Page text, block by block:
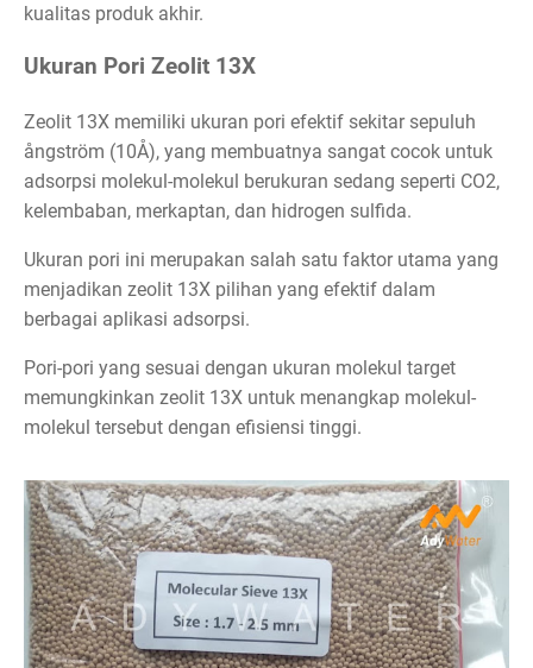
kualitas produk akhir.
Ukuran Pori Zeolit 13X
Zeolit 13X memiliki ukuran pori efektif sekitar sepuluh
ångström (10Å), yang membuatnya sangat cocok untuk
adsorpsi molekul-molekul berukuran sedang seperti CO2,
kelembaban, merkaptan, dan hidrogen sulfida.
Ukuran pori ini merupakan salah satu faktor utama yang
menjadikan zeolit 13X pilihan yang efektif dalam
berbagai aplikasi adsorpsi.
Pori-pori yang sesuai dengan ukuran molekul target
memungkinkan zeolit 13X untuk menangkap molekul-
molekul tersebut dengan efisiensi tinggi.